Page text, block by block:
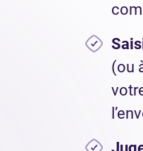
(ou